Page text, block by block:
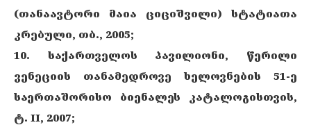
(თანაავტორი მაია ციციშვილი) სტატიათა
კრებული, თბ., 2005;
10. საქართველოს პავილიონი, წერილი
ვენეციის თანამედროვე ხელოვნების 51-ე
საერთაშორისო ბიენალეს კატალოგისთვის,
ტ. II, 2007;